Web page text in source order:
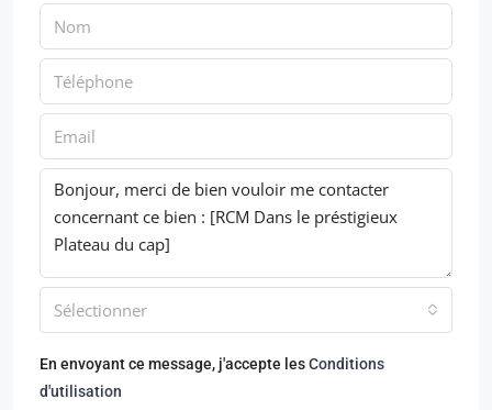
Sélectionner
En envoyant ce message, j'accepte lesConditions
d'utilisation